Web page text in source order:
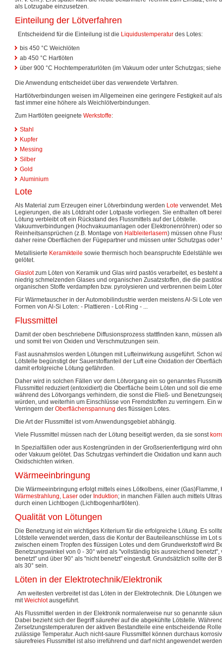
als Lotzugabe einzusetzen.
Einteilung der Lötverfahren
Entscheidend für die Einteilung ist die Liquidustemperatur des Lotes:
bis 450 °C Weichlöten
ab 450 °C Hartlöten
über 900 °C Hochtemperaturlöten (im Vakuum oder unter Schutzgas;
Die Anwendung entscheidet über das verwendete Verfahren.
Hartlötverbindungen weisen im Allgemeinen eine geringere Festigkeit auf
fast immer eine höhere als Weichlötverbindungen.
Zum Hartlöten geeignete Werkstoffe:
Stahl
Kupfer
Messing
Silber
Gold
Aluminium
Lote
Als Material zum Erzeugen einer Lötverbindung werden Lote verwendet.
Legierungen, die als Lötdraht oder Lotpaste vorliegen. Sie enthalten oft
Lötung verbleibt oft ein Rückstand des Flussmittels auf der Lötstelle.
Vakuumverbindungen (Hochvakuumanlagen oder Elektronenröhren) oder
Reinheitsansprüchen (z.B. Montage von Halbleiterlasern) müssen ohne
daher reine Oberflächen der Fügepartner und müssen unter Schutzgas oder
Metallisierte Keramikteile sowie thermisch hoch beanspruchte Edelstähle
gelötet.
Glaslotzum Löten von Keramik und Glas wird pastös verarbeitet, es besteht
niedrig schmelzenden Glases und organischen Zusatzstoffen, die die
organischen Stoffe verdampfen bzw. pyrolysieren und verbrennen beim
Für Wärmetauscher in der Automobilindustrie werden meistens Al-Si Lote
Formen von Al-Si Loten: - Plattieren - Lot-Ring - ...
Flussmittel
Damit der oben beschriebene Diffusionsprozess stattfinden kann, müssen
und somit frei von Oxiden und Verschmutzungen sein.
Fast ausnahmslos werden Lötungen mit Lufteinwirkung ausgeführt. Schon
Lötstelle begünstigt der Sauerstoffanteil der Luft eine Oxidation der
damit erfolgreiche Lötung gefährden.
Daher wird in solchen Fällen vor dem Lötvorgang ein so genanntes
Flussmittel reduziert (entoxidiert) die Oberfläche beim Löten und soll die
während des Lötvorgangs verhindern, die sonst die Fließ- und
würden, und weiterhin um Einschlüsse von Fremdstoffen zu verringern. Ein
Verringern der Oberflächenspannung des flüssigen Lotes.
Die Art der Flussmittel ist vom Anwendungsgebiet abhängig.
Viele Flussmittel müssen nach der Lötung beseitigt werden, da sie sonst
In Spezialfällen oder aus Kostengründen in der Großserienfertigung wird
oder Vakuum gelötet. Das Schutzgas verhindert die Oxidation und kann
Oxidschichten wirken.
Wärmeeinbringung
Die Wärmeeinbringung erfolgt mittels eines Lötkolbens, einer (Gas)Flamme,
Wärmestrahlung, Laser oder Induktion; in manchen Fällen auch mittels
durch einen Lichtbogen (Lichtbogenhartlöten).
Qualität von Lötungen
Die Benetzung ist ein wichtiges Kriterium für die erfolgreiche Lötung. Es
Lötstelle verwendet werden, dass die Kontur der Bauteileanschlüsse im Lot
zwischen einem Tropfen des flüssigen Lotes und dem Grundwerkstoff wird
Benetzungswinkel von 0 - 30° wird als "vollständig bis ausreichend benetzt",
benetzt" und über 90° als "nicht benetzt" eingestuft. Grundsätzlich sollte der
als 30° sein.
Löten in der Elektrotechnik/Elektronik
Am weitesten verbreitet ist das Löten in der Elektrotechnik. Die Lötungen
mitWeichlotausgeführt.
Als Flussmittel werden in der Elektronik normalerweise nur so genannte
Dabei bezieht sich der Begriffsäurefrei auf die abgekühlte Lötstelle.
Zersetzungstemperaturen der aktiven Bestandteile eine entscheidende
zulässige Temperatur. Auch nicht-saure Flussmittel können durchaus
säurefreies Flussmittel ist also irreführend und darf nicht angewendet